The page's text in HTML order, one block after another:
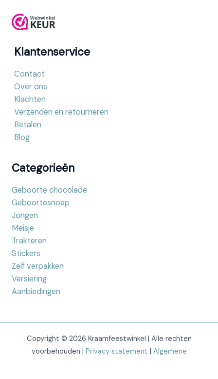
Klantenservice
Contact
Over ons
Klachten
Verzenden en retourneren
Betalen
Blog
Categorieën
Geboorte chocolade
Geboortesnoep
Jongen
Meisje
Trakteren
Stickers
Zelf verpakken
Versiering
Aanbiedingen
Copyright © 2026 Kraamfeestwinkel | Alle rechten
voorbehouden | Privacy statement | Algemene